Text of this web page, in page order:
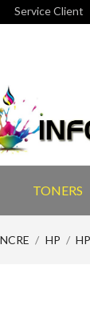
Service Client
TONERS
HP